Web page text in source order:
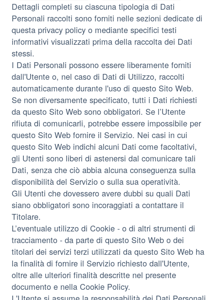
Dettagli completi su ciascuna tipologia di Dati
Personali raccolti sono forniti nelle sezioni dedicate di
questa privacy policy o mediante specifici testi
informativi visualizzati prima della raccolta dei Dati
stessi.
I Dati Personali possono essere liberamente forniti
dall'Utente o, nel caso di Dati di Utilizzo, raccolti
automaticamente durante l'uso di questo Sito Web.
Se non diversamente specificato, tutti i Dati richiesti
da questo Sito Web sono obbligatori. Se l’Utente
rifiuta di comunicarli, potrebbe essere impossibile per
questo Sito Web fornire il Servizio. Nei casi in cui
questo Sito Web indichi alcuni Dati come facoltativi,
gli Utenti sono liberi di astenersi dal comunicare tali
Dati, senza che ciò abbia alcuna conseguenza sulla
disponibilità del Servizio o sulla sua operatività.
Gli Utenti che dovessero avere dubbi su quali Dati
siano obbligatori sono incoraggiati a contattare il
Titolare.
L’eventuale utilizzo di Cookie - o di altri strumenti di
tracciamento - da parte di questo Sito Web o dei
titolari dei servizi terzi utilizzati da questo Sito Web ha
la finalità di fornire il Servizio richiesto dall'Utente,
oltre alle ulteriori finalità descritte nel presente
documento e nella Cookie Policy.